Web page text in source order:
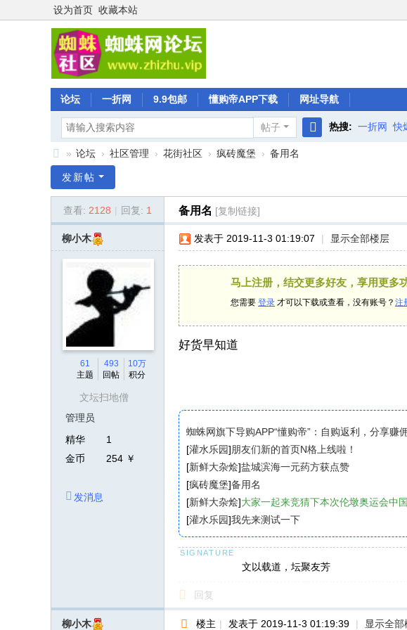
设为首页 收藏本站
论坛 一折网 9.9包邮 懂购帝APP下载 网址导航
帖子 热搜: 一折网 快
蛛
» 论坛 › 社区管理 › 花街社区 › 疯砖魔堡 › 备用名
发新帖
查看: 2128 | 回复: 1 备用名 [复制链接]
柳小木
61
主题
493
回帖
10万
积分
文坛扫地僧
管理员
精华
1
金币
254 ￥
发消息
发表于 2019-11-3 01:19:07 | 显示全部楼层
马上注册，结交更多好友，享用更多
您需要 登录 才可以下载或查看，没有账号？ 注
好货早知道
蜘蛛网旗下导购APP“懂购帝”：自购返利，分享赚
朋友们新的首页N格上线啦！
[灌水乐园]
盐城滨海一元药方获点赞
[新鲜大杂烩]
备用名
[疯砖魔堡]
大家一起来竞猜下本次伦墩奥运会中
[新鲜大杂烩]
我先来测试一下
[灌水乐园]
文以载道，坛聚友芳
回复
柳小木 楼主 | 发表于 2019-11-3 01:19:39 | 显示全部